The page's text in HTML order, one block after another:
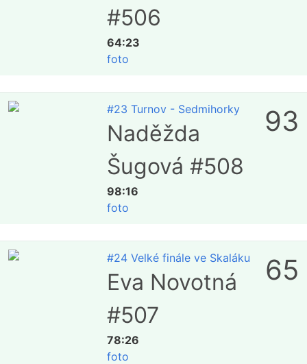
#506
64:23
foto
#23 Turnov - Sedmihorky
Naděžda
Šugová #508
98:16
foto
93
#24 Velké finále ve Skaláku
Eva Novotná
#507
78:26
foto
65